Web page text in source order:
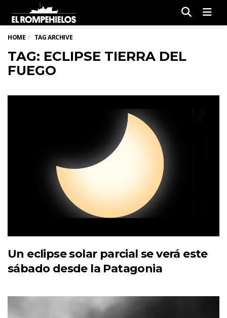
HOME TAG ARCHIVE
TAG: ECLIPSE TIERRA DEL
FUEGO
Un eclipse solar parcial se verá este
sábado desde la Patagonia